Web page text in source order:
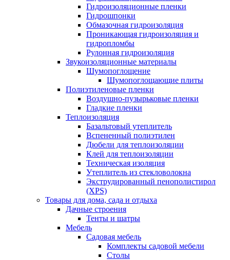
Гидроизоляционные пленки
Гидрошпонки
Обмазочная гидроизоляция
Проникающая гидроизоляция и
гидропломбы
Рулонная гидроизоляция
Звукоизоляционные материалы
Шумопоглощение
Шумопоглощающие плиты
Полиэтиленовые пленки
Воздушно-пузырьковые пленки
Гладкие пленки
Теплоизоляция
Базальтовый утеплитель
Вспененный полиэтилен
Дюбели для теплоизоляции
Клей для теплоизоляции
Техническая изоляция
Утеплитель из стекловолокна
Экструдированный пенополистирол
(XPS)
Товары для дома, сада и отдыха
Дачные строения
Тенты и шатры
Мебель
Садовая мебель
Комплекты садовой мебели
Столы